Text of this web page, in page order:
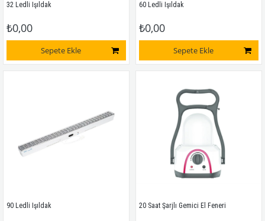
32 Ledli Işıldak
₺0,00
Sepete Ekle
60 Ledli Işıldak
₺0,00
Sepete Ekle
90 Ledli Işıldak 20 Saat Şarjlı Gemici El Feneri